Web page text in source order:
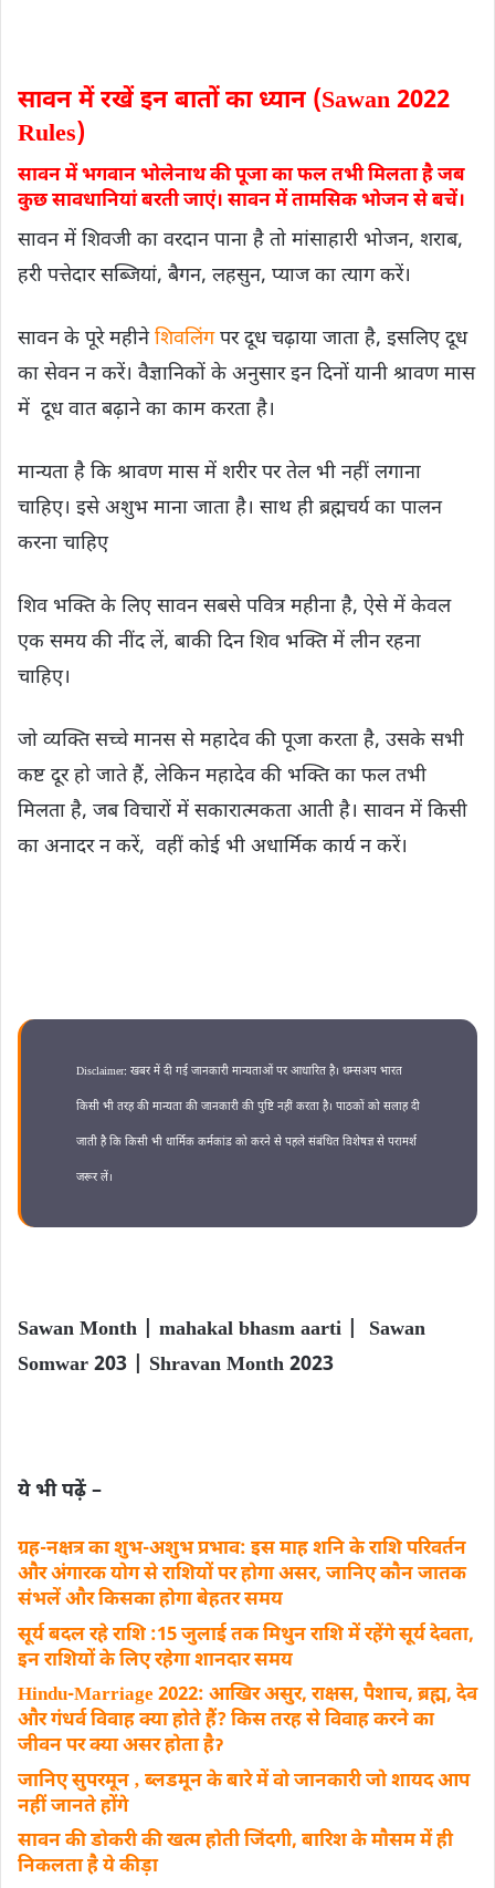
सावन में रखें इन बातों का ध्यान (Sawan 2022
Rules)
सावन में भगवान भोलेनाथ की पूजा का फल तभी मिलता है जब
कुछ सावधानियां बरती जाएं। सावन में तामसिक भोजन से बचें।
सावन में शिवजी का वरदान पाना है तो मांसाहारी भोजन, शराब,
हरी पत्तेदार सब्जियां, बैगन, लहसुन, प्याज का त्याग करें।
सावन के पूरे महीनेशिवलिंगपर दूध चढ़ाया जाता है, इसलिए दूध
का सेवन न करें। वैज्ञानिकों के अनुसार इन दिनों यानी श्रावण मास
में दूध वात बढ़ाने का काम करता है।
मान्यता है कि श्रावण मास में शरीर पर तेल भी नहीं लगाना
चाहिए। इसे अशुभ माना जाता है। साथ ही ब्रह्मचर्य का पालन
करना चाहिए
शिव भक्ति के लिए सावन सबसे पवित्र महीना है, ऐसे में केवल
एक समय की नींद लें, बाकी दिन शिव भक्ति में लीन रहना
चाहिए।
जो व्यक्ति सच्चे मानस से महादेव की पूजा करता है, उसके सभी
कष्ट दूर हो जाते हैं, लेकिन महादेव की भक्ति का फल तभी
मिलता है, जब विचारों में सकारात्मकता आती है। सावन में किसी
का अनादर न करें, वहीं कोई भी अधार्मिक कार्य न करें।
Disclaimer: खबर में दी गई जानकारी मान्यताओं पर आधारित है। थम्सअप भारत
किसी भी तरह की मान्यता की जानकारी की पुष्टि नहीं करता है। पाठकों को सलाह दी
जाती है कि किसी भी धार्मिक कर्मकांड को करने से पहले संबंधित विशेषज्ञ से परामर्श
जरूर लें।
Sawan Month | mahakal bhasm aarti | Sawan
Somwar 203 | Shravan Month 2023
ये भी पढ़ें –
ग्रह-नक्षत्र का शुभ-अशुभ प्रभाव: इस माह शनि के राशि परिवर्तन
और अंगारक योग से राशियों पर होगा असर, जानिए कौन जातक
संभलें और किसका होगा बेहतर समय
सूर्य बदल रहे राशि :15 जुलाई तक मिथुन राशि में रहेंगे सूर्य देवता,
इन राशियों के लिए रहेगा शानदार समय
Hindu-Marriage 2022: आखिर असुर, राक्षस, पैशाच, ब्रह्म, देव
और गंधर्व विवाह क्या होते हैं? किस तरह से विवाह करने का
जीवन पर क्या असर होता हैॽ
जानिए सुपरमून ‚ ब्लडमून के बारे में वो जानकारी जो शायद आप
नहीं जानते होंगे
सावन की डोकरी की खत्म होती जिंदगी, बारिश के मौसम में ही
निकलता है ये कीड़ा